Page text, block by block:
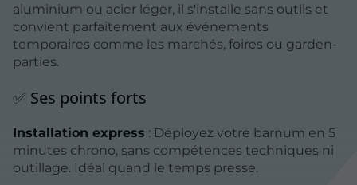
aluminium ou acier léger, il s'installe sans outils et
convient parfaitement aux événements
temporaires comme les marchés, foires ou garden-
parties.
✅ Ses points forts
Installation express : Déployez votre barnum en 5
minutes chrono, sans compétences techniques ni
outillage. Idéal quand le temps presse.